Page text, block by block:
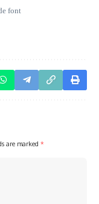
font
are marked *